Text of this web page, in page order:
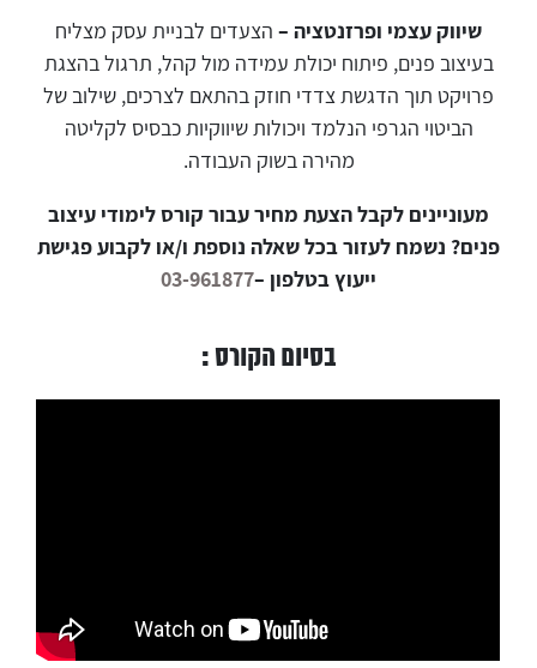
שיווק עצמי ופרזנטציה –הצעדים לבניית עסק מצליח
בעיצוב פנים, פיתוח יכולת עמידה מול קהל, תרגול בהצגת
פרויקט תוך הדגשת צדדי חוזק בהתאם לצרכים, שילוב של
הביטוי הגרפי הנלמד ויכולות שיווקיות כבסיס לקליטה
מהירה בשוק העבודה.
מעוניינים לקבל הצעת מחיר עבור קורס לימודי עיצוב
פנים? נשמח לעזור בכל שאלה נוספת ו/או לקבוע פגישת
ייעוץ בטלפון –03-961877
בסיום הקורס :